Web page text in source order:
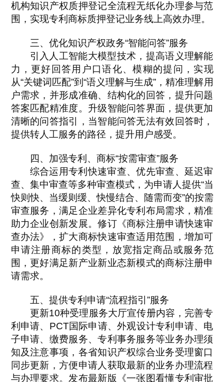
机构知识产权质押登记全流程无纸化办理参与范
围，实现专利商标质押登记业务线上高效办理。
三、优化知识产权政务“智能问答”服务
引入人工智能大模型技术，提高语义理解能
力，更好回答用户口语化、模糊的提问，实现
从“关键词匹配”到“语义理解与生成”，精准理解用
户需求，并形成准确、结构化的回答，提升问题
答案匹配精准度。升级智能问答界面，提供更加
清晰的问答指引，当智能问答无法有效回答时，
提供转人工服务的路径，提升用户感受。
四、加强专利、商标“按需审查”服务
综合运用专利快速审查、优先审查、延迟审
查、集中审查等多种审查模式，为申请人提供“当
快则快、当缓则缓、快慢结合、随需而变”的按需
审查服务，满足企业差异化专利布局需求，精准
助力企业创新发展。修订《商标注册申请快速审
查办法》，扩大商标快速审查适用范围，增加可
申请注册商标的类型，放宽指定商品或服务范
围，更好满足新产业新业态新模式的商标注册申
请需求。
五、提供专利申请“流程指引”服务
更新10种受理服务大厅宣传册内容，完善专
利申请、PCT国际申请、外观设计专利申请、电
子申请、缴费服务、专利事务服务等业务办理须
知及注意事项，各省知识产权综合业务受理窗口
同步更新，方便申请人获取最新的业务办理流程
与办理要求。发布最新版《一张图看懂专利审批